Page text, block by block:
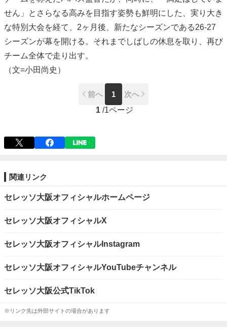
せん」とさらなる高みを目指す姿勢も鮮明にした、実り大き
な特別大会を経て、2ヶ月後、新たなシーズンである26-27
シーズンが幕を開ける。それまでしばしの休息を取り、再び
チーム全体で走り出す。
（文=小田尚史）
前へ 1
次へ
1 /1ページ
関連リンク
セレッソ大阪オフィシャルホームページ
セレッソ大阪オフィシャルX
セレッソ大阪オフィシャルInstagram
セレッソ大阪オフィシャルYouTubeチャンネル
セレッソ大阪公式TikTok
※リンク先は外部サイトの場合があります